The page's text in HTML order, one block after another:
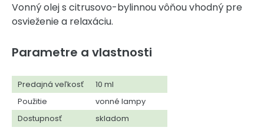
Vonný olej s citrusovo-bylinnou vôňou vhodný pre
osvieženie a relaxáciu.
Parametre a vlastnosti
Predajná veľkosť
10 ml
Použitie
vonné lampy
Dostupnosť
skladom